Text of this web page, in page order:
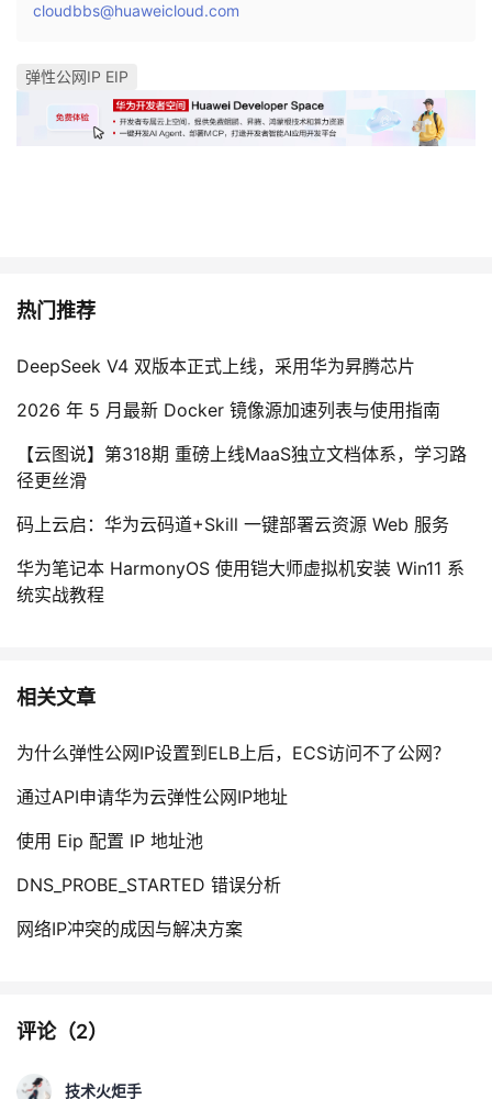
cloudbbs@huaweicloud.com
弹性公网IP EIP
热门推荐
DeepSeek V4 双版本正式上线，采用华为昇腾芯片
2026 年 5 月最新 Docker 镜像源加速列表与使用指南
【云图说】第318期 重磅上线MaaS独立文档体系，学习路
径更丝滑
码上云启：华为云码道+Skill 一键部署云资源 Web 服务
华为笔记本 HarmonyOS 使用铠大师虚拟机安装 Win11 系
统实战教程
相关文章
为什么弹性公网IP设置到ELB上后，ECS访问不了公网？
通过API申请华为云弹性公网IP地址
使用 Eip 配置 IP 地址池
DNS_PROBE_STARTED 错误分析
网络IP冲突的成因与解决方案
评论（2）
技术火炬手